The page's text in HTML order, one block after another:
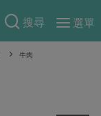
搜尋
選單
牛肉